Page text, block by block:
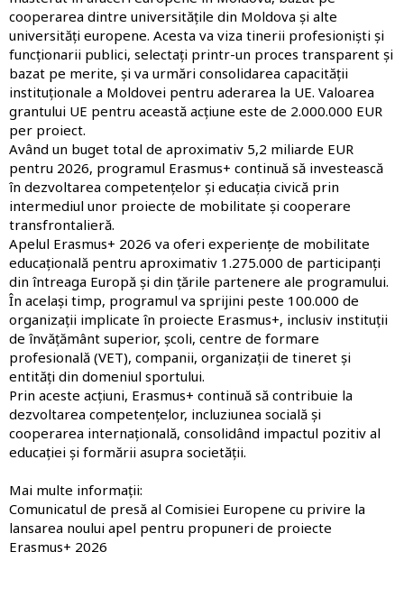
cooperarea dintre universitățile din Moldova și alte
universități europene. Acesta va viza tinerii profesioniști și
funcționarii publici, selectați printr-un proces transparent și
bazat pe merite, și va urmări consolidarea capacității
instituționale a Moldovei pentru aderarea la UE. Valoarea
grantului UE pentru această acțiune este de 2.000.000 EUR
per proiect.
Având un buget total de aproximativ 5,2 miliarde EUR
pentru 2026, programul Erasmus+ continuă să investească
în dezvoltarea competențelor și educația civică prin
intermediul unor proiecte de mobilitate și cooperare
transfrontalieră.
Apelul Erasmus+ 2026 va oferi experiențe de mobilitate
educațională pentru aproximativ 1.275.000 de participanți
din întreaga Europă și din țările partenere ale programului.
În același timp, programul va sprijini peste 100.000 de
organizații implicate în proiecte Erasmus+, inclusiv instituții
de învățământ superior, școli, centre de formare
profesională (VET), companii, organizații de tineret și
entități din domeniul sportului.
Prin aceste acțiuni, Erasmus+ continuă să contribuie la
dezvoltarea competențelor, incluziunea socială și
cooperarea internațională, consolidând impactul pozitiv al
educației și formării asupra societății.
Mai multe informații:
Comunicatul de presă al Comisiei Europene cu privire la
lansarea noului apel pentru propuneri de proiecte
Erasmus+ 2026